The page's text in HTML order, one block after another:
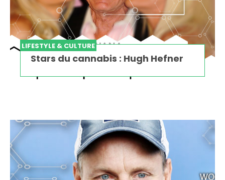
LIFESTYLE & CULTURE
Stars du cannabis : Hugh Hefner